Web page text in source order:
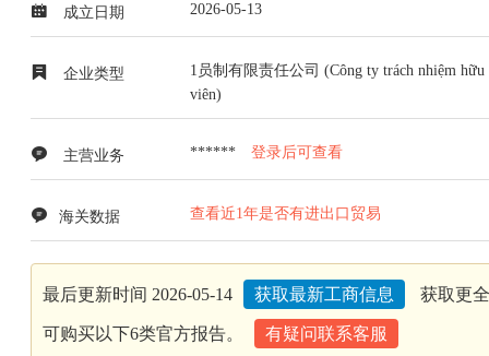
成立日期 2026-05-13
企业类型
1员制有限责任公司 (Công ty trách nhiệm hữu
viên)
主营业务 ****** 登录后可查看
海关数据 查看近1年是否有进出口贸易
最后更新时间 2026-05-14 获取最新工商信息 获取更
可购买以下6类官方报告。 有疑问联系客服